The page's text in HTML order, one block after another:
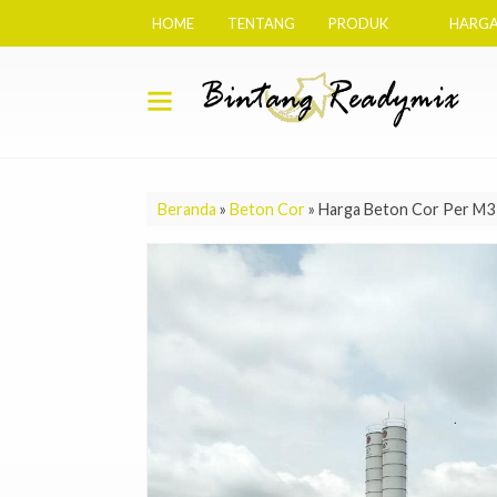
HOME TENTANG PRODUK
Beranda » Beton Cor» Harga Beton Cor Per M3